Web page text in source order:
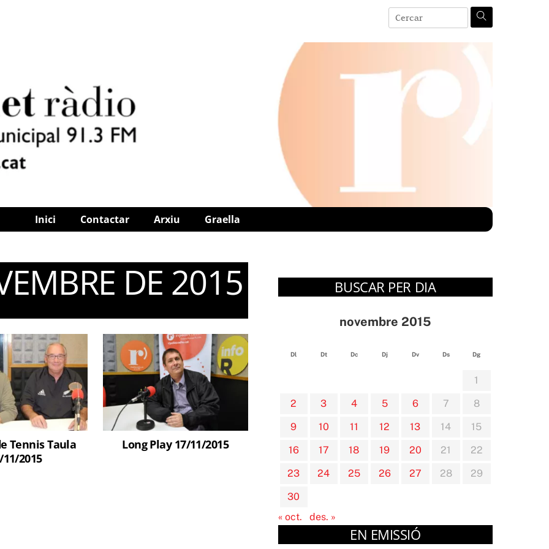
Inici Contactar Arxiu Graella
DE 2015
Tennis Taula
11/2015
Long Play 17/11/2015
BUSCAR PER DIA
novembre 2015
Dl Dt Dc Dj Dv Ds Dg
1
2
3 4 5 6 7
8
9
10 11 12 13 14
15
16
17 18 19 20 21
22
23
24 25 26 27 28
29
30
« oct.
des. »
EN EMISSIÓ